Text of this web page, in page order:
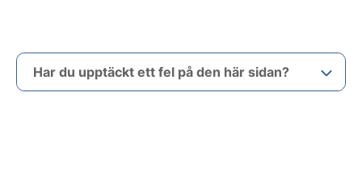
Har du upptäckt ett fel på den här sidan?